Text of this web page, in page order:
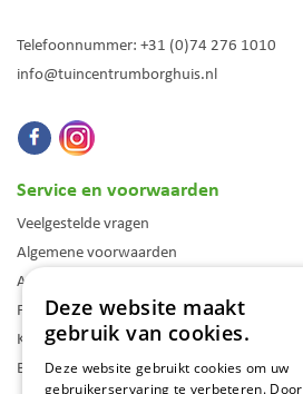
Telefoonnummer: +31 (0)74 276 1010
info@tuincentrumborghuis.nl
Service en voorwaarden
Veelgestelde vragen
Algemene voorwaarden
Assortiment
Folder
Klantenkaart
Blog
Deze website maakt
gebruik van cookies.
Deze website gebruikt cookies om uw
gebruikerservaring te verbeteren. Door